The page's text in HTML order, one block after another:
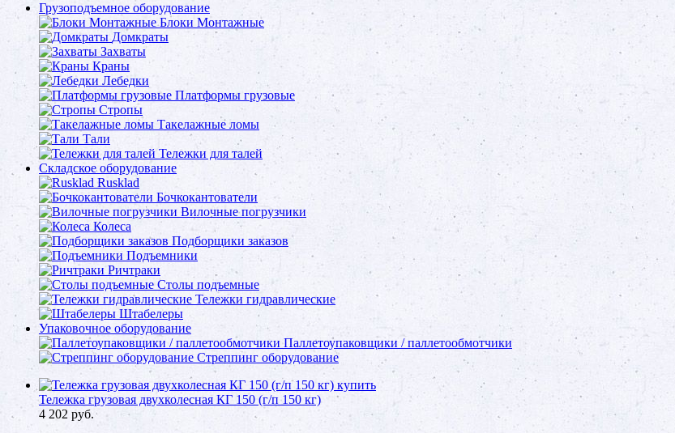
Грузоподъемное оборудование
Блоки Монтажные
Домкраты
Захваты
Краны
Лебедки
Платформы грузовые
Стропы
Такелажные ломы
Тали
Тележки для талей
Складское оборудование
Rusklad
Бочкокантователи
Вилочные погрузчики
Колеса
Подборщики заказов
Подъемники
Ричтраки
Столы подъемные
Тележки гидравлические
Штабелеры
Упаковочное оборудование
Паллетоупаковщики / паллетообмотчики
Стреппинг оборудование
Тележка грузовая двухколесная КГ 150 (г/п 150 кг)
4 202 руб.